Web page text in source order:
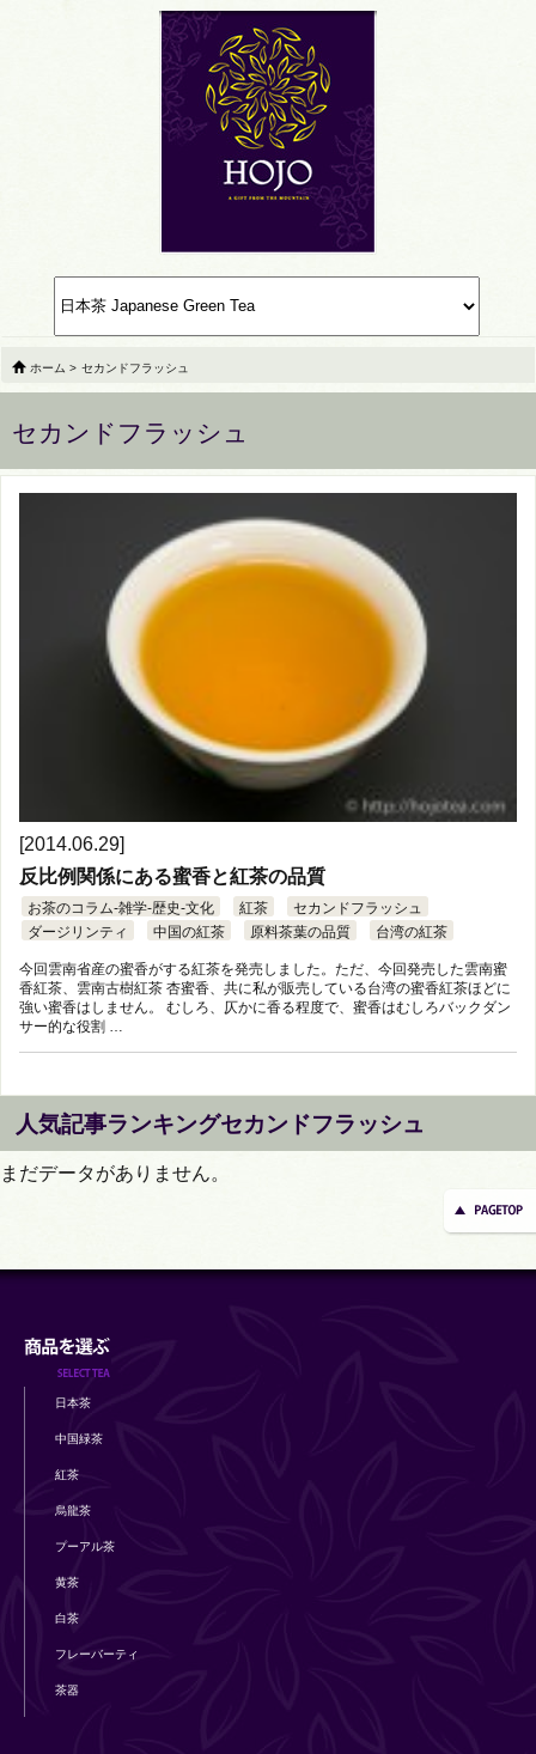
ホーム > セカンドフラッシュ
セカンドフラッシュ
[2014.06.29]
反比例関係にある蜜香と紅茶の品質
お茶のコラム-雑学-歴史-文化 紅茶
セカンドフラッシュ
ダージリンティ
中国の紅茶 原料茶葉の品質 台湾の紅茶
今回雲南省産の蜜香がする紅茶を発売しました。ただ、今回発売した雲南蜜
香紅茶、雲南古樹紅茶 杏蜜香、共に私が販売している台湾の蜜香紅茶ほどに
強い蜜香はしません。 むしろ、仄かに香る程度で、蜜香はむしろバックダン
サー的な役割 …
人気記事ランキングセカンドフラッシュ
まだデータがありません。
日本茶
中国緑茶
紅茶
烏龍茶
プーアル茶
黄茶
白茶
フレーバーティ
茶器